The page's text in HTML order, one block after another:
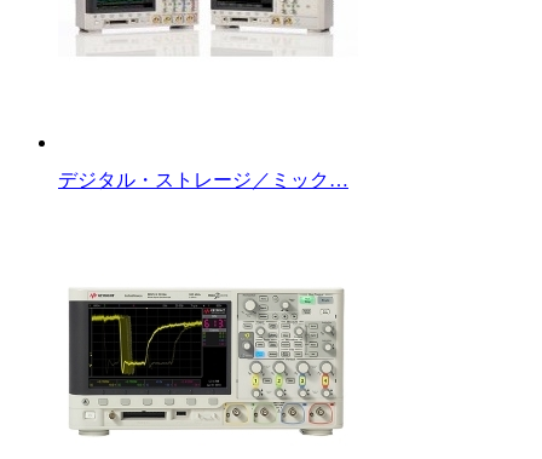
デジタル・ストレージ／ミック…